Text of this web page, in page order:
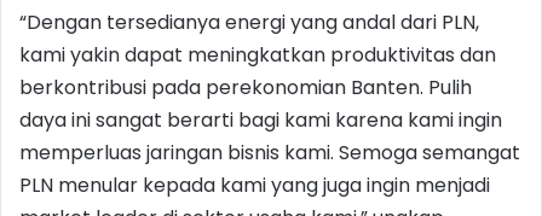
“Dengan tersedianya energi yang andal dari PLN,
kami yakin dapat meningkatkan produktivitas dan
berkontribusi pada perekonomian Banten. Pulih
daya ini sangat berarti bagi kami karena kami ingin
memperluas jaringan bisnis kami. Semoga semangat
PLN menular kepada kami yang juga ingin menjadi